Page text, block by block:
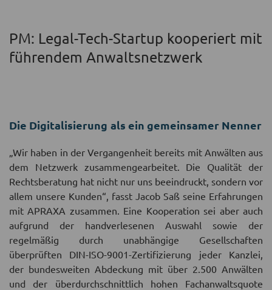
PM: Legal-Tech-Startup kooperiert mit
führendem Anwaltsnetzwerk
Die Digitalisierung als ein gemeinsamer Nenner
„Wir haben in der Vergangenheit bereits mit Anwälten aus
dem Netzwerk zusammengearbeitet. Die Qualität der
Rechtsberatung hat nicht nur uns beeindruckt, sondern vor
allem unsere Kunden“, fasst Jacob Saß seine Erfahrungen
mit APRAXA zusammen. Eine Kooperation sei aber auch
aufgrund der handverlesenen Auswahl sowie der
regelmäßig durch unabhängige Gesellschaften
überprüften DIN-ISO-9001-Zertifizierung jeder Kanzlei,
der bundesweiten Abdeckung mit über 2.500 Anwälten
und der überdurchschnittlich hohen Fachanwaltsquote